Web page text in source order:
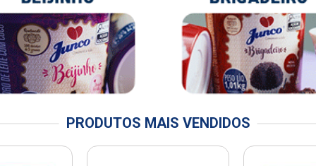
PRODUTOS MAIS VENDIDOS